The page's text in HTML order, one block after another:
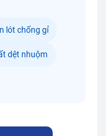
lót chống gỉ
dệt nhuộm